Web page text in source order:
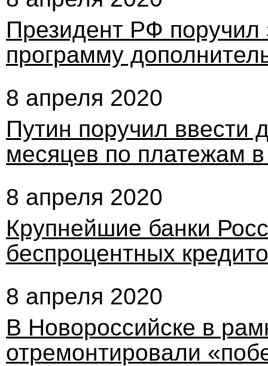
Президент РФ поручил
программу
8 апреля 2020
Путин поручил ввести
месяцев по платежам
8 апреля 2020
Крупнейшие банки
беспроцентных
8 апреля 2020
В Новороссийске в
отремонтировали